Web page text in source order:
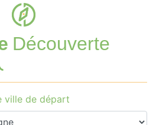
Découverte
ville de départ